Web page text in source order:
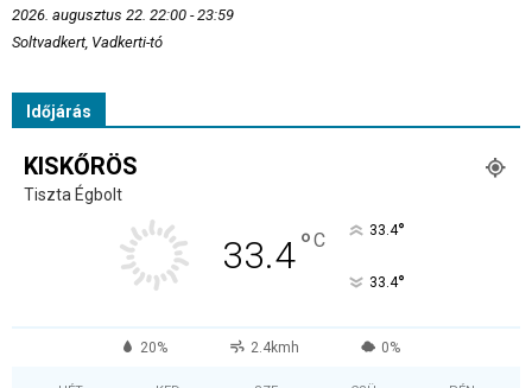
2026. augusztus 22. 22:00 - 23:59
Soltvadkert, Vadkerti-tó
Időjárás
KISKŐRÖS
Tiszta Égbolt
33.4°C 33.4°
33.4°
20% 2.4kmh 0%